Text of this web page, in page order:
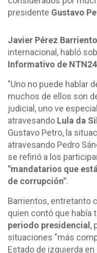
presidente Gustavo
Javier Pérez
internacional, habló
Informativo de
"Uno no puede hablar
muchos de ellos son
judicial, uno ve
atravesando Lula da
Gustavo Petro, la
atravesando Pedro
se refirió a los
"mandatarios que
de corrupción".
Barrientos, entretanto
quien contó que había
periodo presidencial ,
situaciones "más
Estado de izquierda